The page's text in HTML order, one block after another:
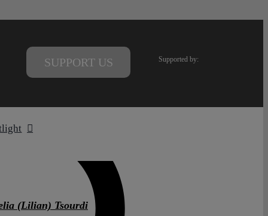
SUPPORT US Supported by:
(Lilian) Tsourdi